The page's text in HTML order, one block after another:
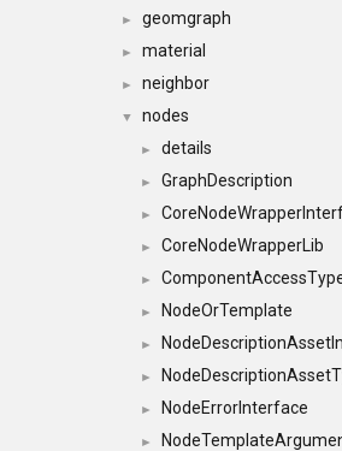
► geomgraph
► material
► neighbor
▼ nodes
► details
► GraphDescription
►
► CoreNodeWrapperLib
►
► NodeOrTemplate
►
►
► NodeErrorInterface
►